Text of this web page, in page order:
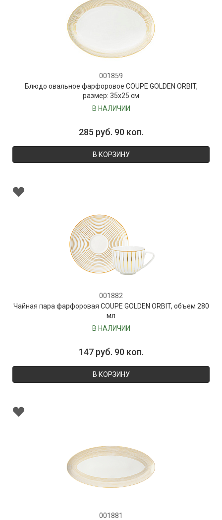
001859
Блюдо овальное фарфоровое COUPE GOLDEN ORBIT,
размер: 35х25 см
В НАЛИЧИИ
285 руб. 90 коп.
В КОРЗИНУ
001882
Чайная пара фарфоровая COUPE GOLDEN ORBIT, объем 280
мл
В НАЛИЧИИ
147 руб. 90 коп.
В КОРЗИНУ
001881